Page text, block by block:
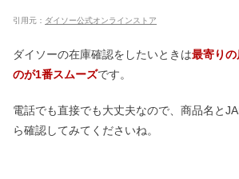
引用元： ダイソー公式オンラインストア
ダイソーの在庫確認をしたいときは最寄り
のが1番スムーズです。
電話でも直接でも大丈夫なので、商品名と
ら確認してみてくださいね。